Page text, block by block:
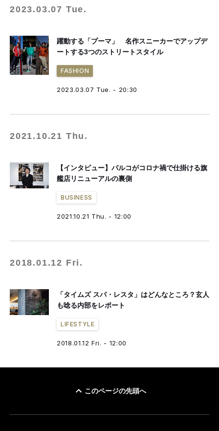
2023.03.07 Tue.
躍動する「プーマ」 名作スニーカーでアップデ
ートする3つのストリートスタイル
FASHION
2023.03.07 Tue. - 20:30
2021.10.21 Thu.
【インタビュー】パルコがコロナ禍で仕掛ける旗
艦店リニューアルの裏側
BUSINESS
2021.10.21 Thu. - 12:00
2018.01.12 Fri.
「タイムズ スパ・レスタ」はどんなところ？玄人
も唸る内部をレポート
LIFESTYLE
2018.01.12 Fri. - 12:00
このページの先頭へ